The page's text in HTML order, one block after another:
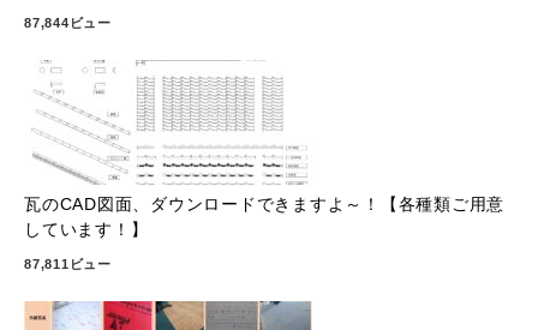
87,844ビュー
瓦のCAD図面、ダウンロードできますよ～！【各種類ご用意
しています！】
87,811ビュー